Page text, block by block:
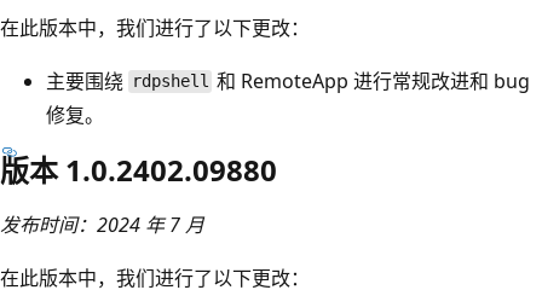
在此版本中，我们进行了以下更改：
主要围绕
rdpshell 和 RemoteApp 进行常规改进和 bug
修复。
版本 1.0.2402.09880
发布时间：2024 年 7 月
在此版本中，我们进行了以下更改：